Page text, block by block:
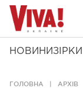
НОВИНИ ЗІРКИ
ГОЛОВНА АРХІВ